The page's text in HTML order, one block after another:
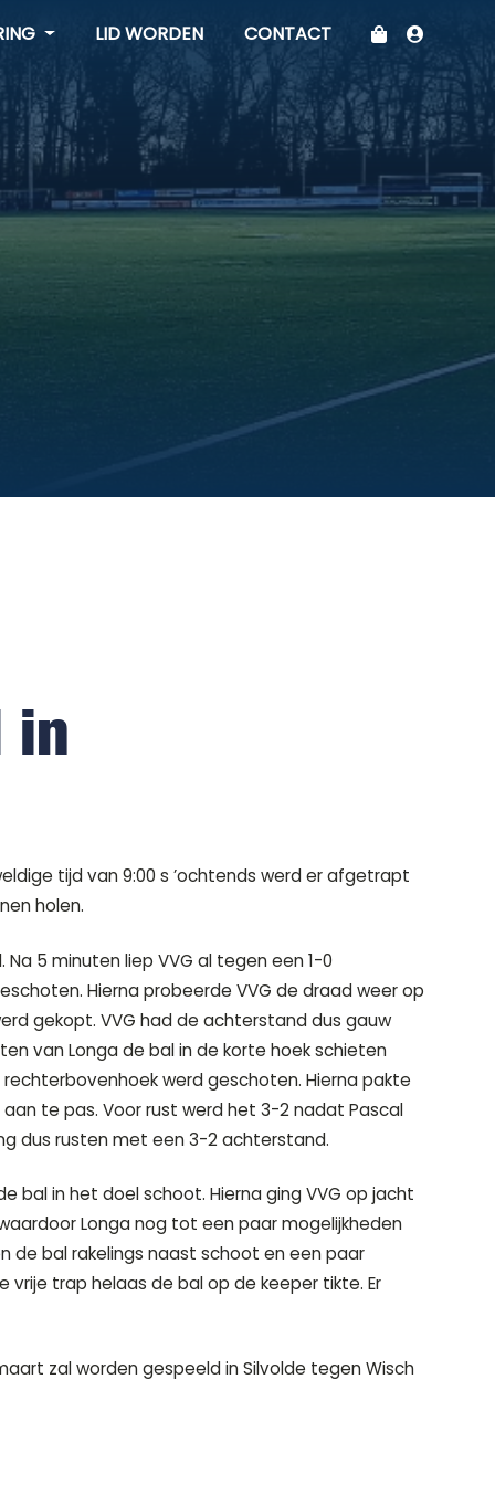
LID WORDEN CONTACT
in
tijd van 9:00 s ’ochtends werd er afgetrapt
holen.
5 minuten liep VVG al tegen een 1-0
Hierna probeerde VVG de draad weer op
gekopt. VVG had de achterstand dus gauw
van Longa de bal in de korte hoek schieten
werd geschoten. Hierna pakte
te pas. Voor rust werd het 3-2 nadat Pascal
dus rusten met een 3-2 achterstand.
bal in het doel schoot. Hierna ging VVG op jacht
Longa nog tot een paar mogelijkheden
de bal rakelings naast schoot en een paar
trap helaas de bal op de keeper tikte. Er
zal worden gespeeld in Silvolde tegen Wisch